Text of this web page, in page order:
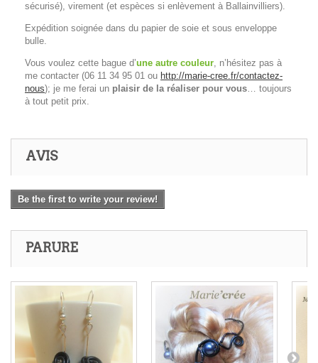
sécurisé), virement (et espèces si enlèvement à Ballainvilliers).
Expédition soignée dans du papier de soie et sous enveloppe
bulle.
Vous voulez cette bague d’une autre couleur, n’hésitez pas à
me contacter (06 11 34 95 01 ou http://marie-cree.fr/contactez-
nous); je me ferai un plaisir de la réaliser pour vous… toujours
à tout petit prix.
AVIS
Be the first to write your review!
PARURE